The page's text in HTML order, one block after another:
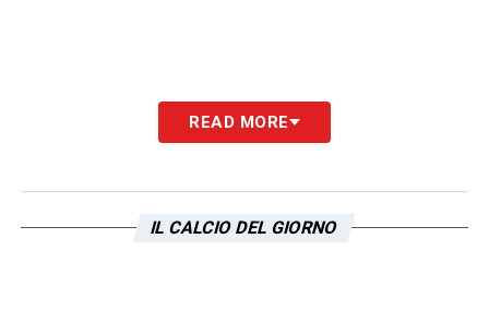
READ MORE
IL CALCIO DEL GIORNO